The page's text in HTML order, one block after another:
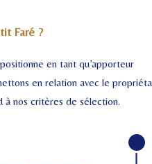
Faré ?
en tant qu’apporteur
en relation avec le
à nos critères de sélection.